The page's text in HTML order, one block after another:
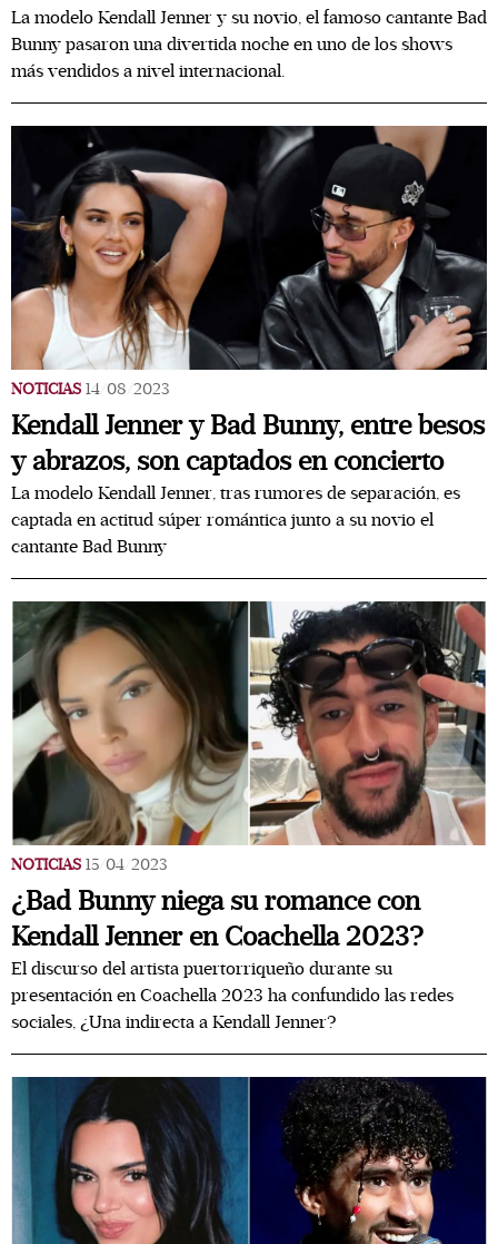
La modelo Kendall Jenner y su novio, el famoso cantante Bad
Bunny pasaron una divertida noche en uno de los shows
más vendidos a nivel internacional.
NOTICIAS 14/08/2023
Kendall Jenner y Bad Bunny, entre besos
y abrazos, son captados en concierto
La modelo Kendall Jenner, tras rumores de separación, es
captada en actitud súper romántica junto a su novio el
cantante Bad Bunny
NOTICIAS 15/04/2023
¿Bad Bunny niega su romance con
Kendall Jenner en Coachella 2023?
El discurso del artista puertorriqueño durante su
presentación en Coachella 2023 ha confundido las redes
sociales, ¿Una indirecta a Kendall Jenner?